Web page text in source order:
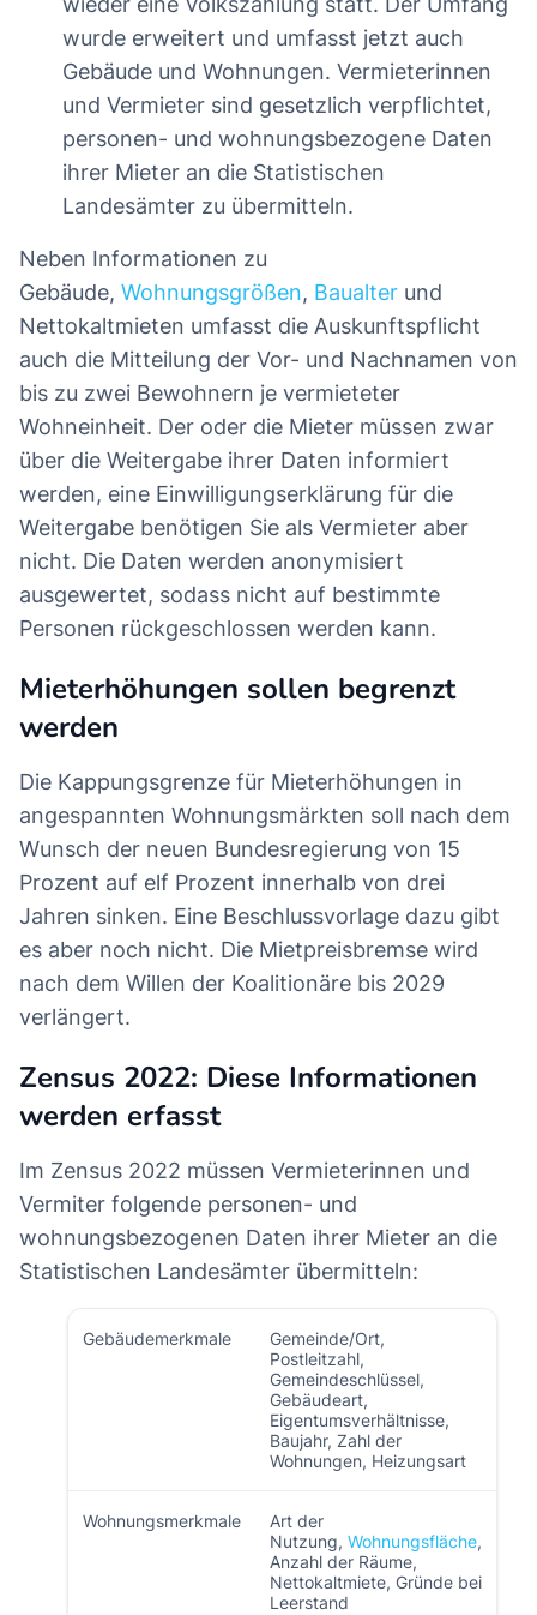
wurde erweitert und umfasst jetzt auch
Gebäude und Wohnungen. Vermieterinnen
und Vermieter sind gesetzlich verpflichtet,
personen- und wohnungsbezogene Daten
ihrer Mieter an die Statistischen
Landesämter zu übermitteln.
Neben Informationen zu
Gebäude, Wohnungsgrößen, Baualter und
Nettokaltmieten umfasst die Auskunftspflicht
auch die Mitteilung der Vor- und Nachnamen von
bis zu zwei Bewohnern je vermieteter
Wohneinheit. Der oder die Mieter müssen zwar
über die Weitergabe ihrer Daten informiert
werden, eine Einwilligungserklärung für die
Weitergabe benötigen Sie als Vermieter aber
nicht. Die Daten werden anonymisiert
ausgewertet, sodass nicht auf bestimmte
Personen rückgeschlossen werden kann.
Mieterhöhungen sollen begrenzt
werden
Die Kappungsgrenze für Mieterhöhungen in
angespannten Wohnungsmärkten soll nach dem
Wunsch der neuen Bundesregierung von 15
Prozent auf elf Prozent innerhalb von drei
Jahren sinken. Eine Beschlussvorlage dazu gibt
es aber noch nicht. Die Mietpreisbremse wird
nach dem Willen der Koalitionäre bis 2029
verlängert.
Zensus 2022: Diese Informationen
werden erfasst
Im Zensus 2022 müssen Vermieterinnen und
Vermiter folgende personen- und
wohnungsbezogenen Daten ihrer Mieter an die
Statistischen Landesämter übermitteln:
Gebäudemerkmale
Gemeinde/Ort,
Postleitzahl,
Gemeindeschlüssel,
Gebäudeart,
Eigentumsverhältnisse,
Baujahr, Zahl der
Wohnungen, Heizungsart
Wohnungsmerkmale
Art der
Nutzung, Wohnungsfläche,
Anzahl der Räume,
Nettokaltmiete, Gründe bei
Leerstand